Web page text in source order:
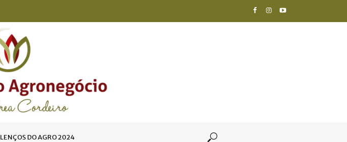
LENÇOS DO AGRO 2024